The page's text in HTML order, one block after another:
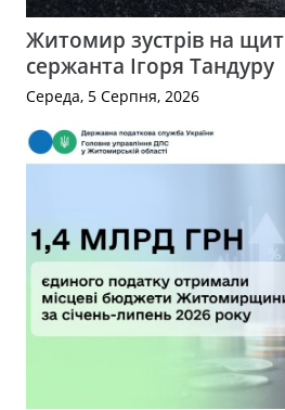
Житомир зустрів на
сержанта Ігоря Тандуру
Середа, 5 Серпня, 2026